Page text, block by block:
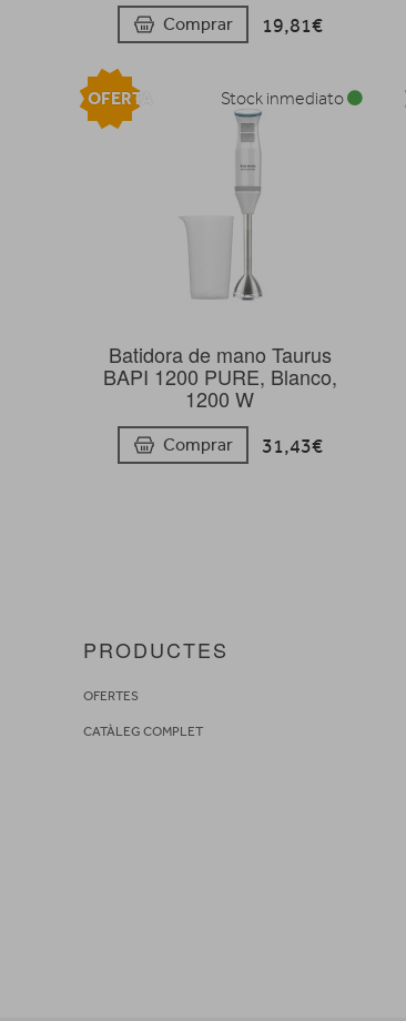
Comprar 19,81€
Batidora de mano Taurus
BAPI 1200 PURE, Blanco,
1200 W
Comprar 31,43€
Stock inmediato
OFERTA
PRODUCTES
OFERTES
CATÀLEG COMPLET